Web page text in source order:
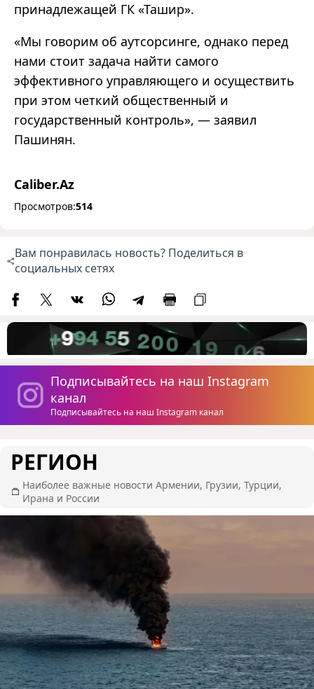
принадлежащей ГК «Ташир».
«Мы говорим об аутсорсинге, однако перед
нами стоит задача найти самого
эффективного управляющего и осуществить
при этом четкий общественный и
государственный контроль», — заявил
Пашинян.
Caliber.Az
Просмотров:514
Вам понравилась новость? Поделиться в
социальных сетях
Подписывайтесь на наш Instagram
канал
Подписывайтесь на наш Instagram канал
РЕГИОН
Наиболее важные новости Армении, Грузии, Турции,
Ирана и России